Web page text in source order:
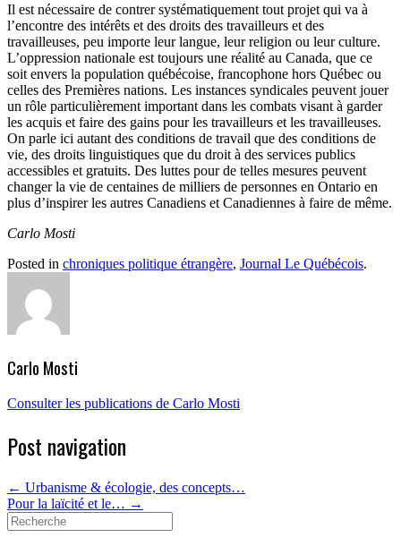
Il est nécessaire de contrer systématiquement tout projet qui va à
l’encontre des intérêts et des droits des travailleurs et des
travailleuses, peu importe leur langue, leur religion ou leur culture.
L’oppression nationale est toujours une réalité au Canada, que ce
soit envers la population québécoise, francophone hors Québec ou
celles des Premières nations. Les instances syndicales peuvent jouer
un rôle particulièrement important dans les combats visant à garder
les acquis et faire des gains pour les travailleurs et les travailleuses.
On parle ici autant des conditions de travail que des conditions de
vie, des droits linguistiques que du droit à des services publics
accessibles et gratuits. Des luttes pour de telles mesures peuvent
changer la vie de centaines de milliers de personnes en Ontario en
plus d’inspirer les autres Canadiens et Canadiennes à faire de même.
Carlo Mosti
Posted in chroniques politique étrangère, Journal Le Québécois.
Carlo Mosti
Consulter les publications de Carlo Mosti
Post navigation
← Urbanisme & écologie, des concepts…
Pour la laïcité et le… →
Search
for: